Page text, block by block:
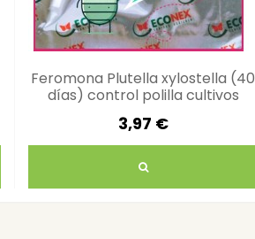
Feromona Plutella xylostella (40
días) control polilla cultivos
3,97 €